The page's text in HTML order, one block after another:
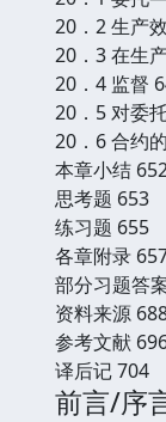
20．2 生产
20．3 在生
20．4 监督
20．5 对委
20．6 合约
本章小结
思考题 653
练习题 655
各章附录
部分习题答
资料来源
参考文献
译后记 704
前言/序